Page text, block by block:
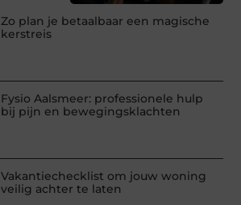
Zo plan je betaalbaar een magische
kerstreis
Fysio Aalsmeer: professionele hulp
bij pijn en bewegingsklachten
Vakantiechecklist om jouw woning
veilig achter te laten